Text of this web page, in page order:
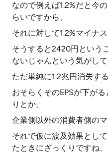
なので例えば1.2%だと今
らいですから、
それに対して1.2%マイナ
そうすると2420円という
ないじゃんという気がして
ただ単純に1.2兆円消失す
おそらくそのEPSが下が
りとか、
企業側以外の消費者側の
それで仮に波及効果とし
たときにざっくりですね、